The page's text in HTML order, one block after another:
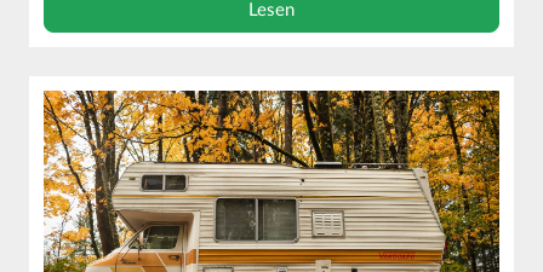
Lesen